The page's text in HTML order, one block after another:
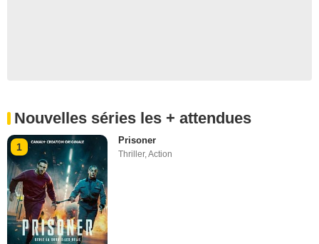
Nouvelles séries les + attendues
1
Prisoner
Thriller,Action